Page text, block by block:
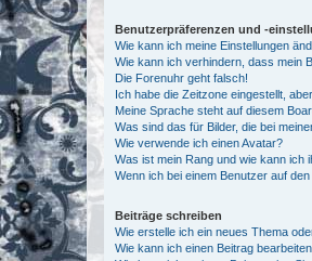
Benutzerpräferenzen und -
Wie kann ich meine Einstellungen
Wie kann ich verhindern, dass mein
Die Forenuhr geht falsch!
Ich habe die Zeitzone eingestellt,
Meine Sprache steht auf diesem
Was sind das für Bilder, die bei
Wie verwende ich einen Avatar?
Was ist mein Rang und wie kann ich
Wenn ich bei einem Benutzer auf
Beiträge schreiben
Wie erstelle ich ein neues Thema
Wie kann ich einen Beitrag